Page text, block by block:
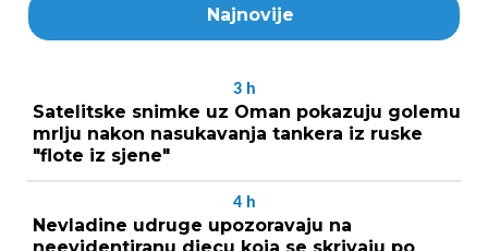
Najnovije
3 h
Satelitske snimke uz Oman pokazuju golemu
mrlju nakon nasukavanja tankera iz ruske
"flote iz sjene"
4 h
Nevladine udruge upozoravaju na